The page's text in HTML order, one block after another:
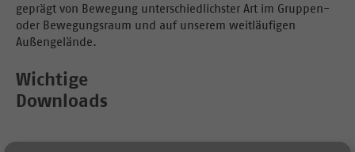
geprägt von Bewegung unterschiedlichster Art im Gruppen-
oder Bewegungsraum und auf unserem weitläufigen
Außengelände.
Wichtige
Downloads